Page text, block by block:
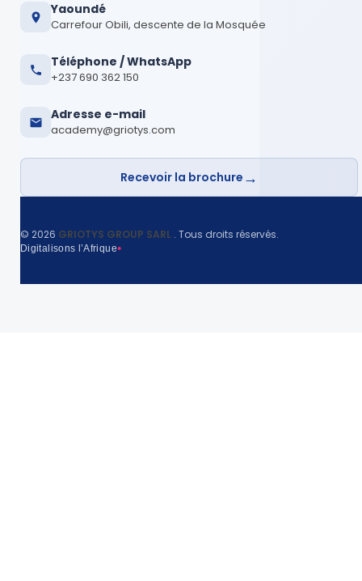
Yaoundé
Carrefour Obili, descente de la Mosquée
Téléphone / WhatsApp
+237 690 362 150
Adresse e-mail
academy@griotys.com
Recevoir la brochure →
© 2026 GRIOTYS GROUP SARL . Tous droits réservés.
Digitalisons l’Afrique●